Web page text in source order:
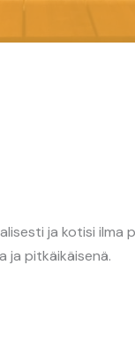
ja kotisi
ja pitkäikäisenä.